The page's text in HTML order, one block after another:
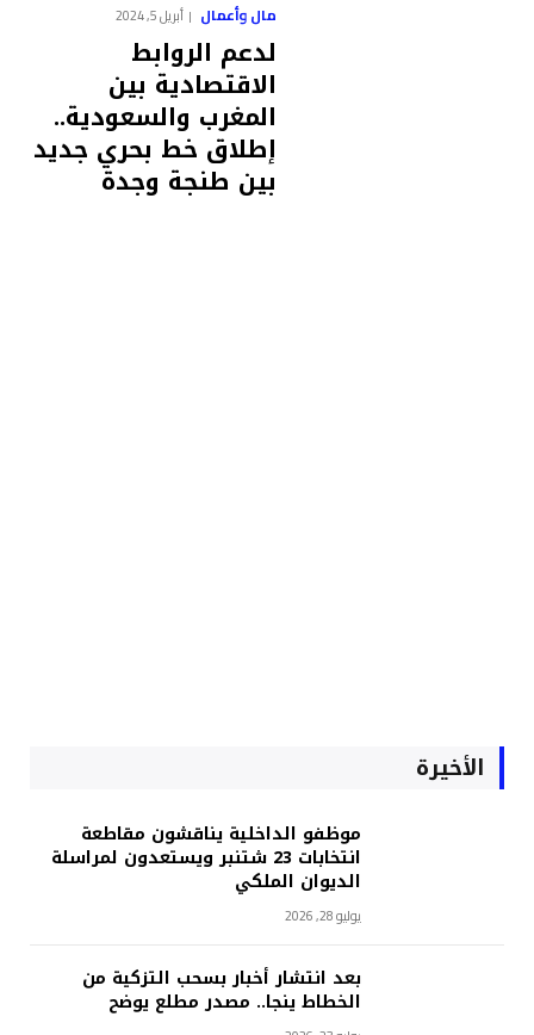
مال وأعمال أبريل 5, 2024
لدعم الروابط
الاقتصادية بين
المغرب والسعودية..
إطلاق خط بحري جديد
بين طنجة وجدة
الأخيرة
موظفو الداخلية يناقشون مقاطعة
انتخابات 23 شتنبر ويستعدون لمراسلة
الديوان الملكي
يوليو 28, 2026
بعد انتشار أخبار بسحب التزكية من
الخطاط ينجا.. مصدر مطلع يوضح